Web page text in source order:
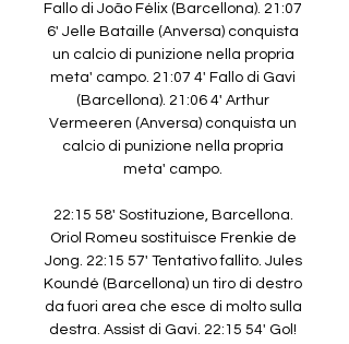
Fallo di João Félix (Barcellona). 21:07
6' Jelle Bataille (Anversa) conquista
un calcio di punizione nella propria
meta' campo. 21:07 4' Fallo di Gavi
(Barcellona). 21:06 4' Arthur
Vermeeren (Anversa) conquista un
calcio di punizione nella propria
meta' campo.
22:15 58' Sostituzione, Barcellona.
Oriol Romeu sostituisce Frenkie de
Jong. 22:15 57' Tentativo fallito. Jules
Koundé (Barcellona) un tiro di destro
da fuori area che esce di molto sulla
destra. Assist di Gavi. 22:15 54' Gol!